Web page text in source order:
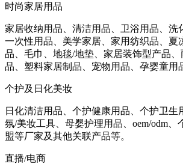
时尚家居用品
家居收纳用品、清洁用品、卫浴用品、洗
一次性用品、美学家居、家用纺织品、夏
品、毛巾、地毯/地垫、家居装饰型产品、
品、塑料家居制品、宠物用品、孕婴童用
个护及日化美妆
日化清洁用品、个护健康用品、个护卫生
氛/美妆工具、母婴护理用品、oem/odm、
盟等厂家及其他关联产品等。
直播/电商